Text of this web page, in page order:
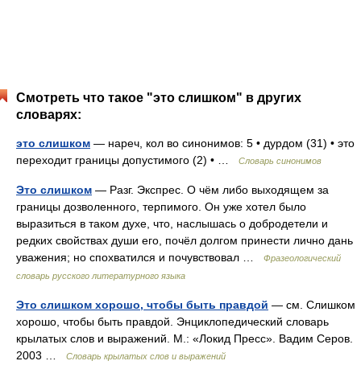
Смотреть что такое "это слишком" в других
словарях:
это слишком — нареч, кол во синонимов: 5 • дурдом (31) • это
переходит границы допустимого (2) • …
Словарь синонимов
Это слишком — Разг. Экспрес. О чём либо выходящем за
границы дозволенного, терпимого. Он уже хотел было
выразиться в таком духе, что, наслышась о добродетели и
редких свойствах души его, почёл долгом принести лично дань
уважения; но спохватился и почувствовал …
Фразеологический
словарь русского литературного языка
Это слишком хорошо, чтобы быть правдой — см. Слишком
хорошо, чтобы быть правдой. Энциклопедический словарь
крылатых слов и выражений. М.: «Локид Пресс». Вадим Серов.
2003 …
Словарь крылатых слов и выражений